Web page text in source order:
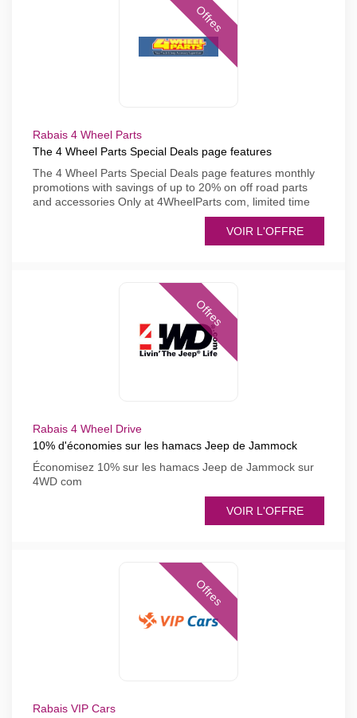
Offres
Rabais 4 Wheel Parts
The 4 Wheel Parts Special Deals page features
The 4 Wheel Parts Special Deals page features monthly
promotions with savings of up to 20% on off road parts
and accessories Only at 4WheelParts com, limited time
VOIR L'OFFRE
Offres
Rabais 4 Wheel Drive
10% d'économies sur les hamacs Jeep de Jammock
Économisez 10% sur les hamacs Jeep de Jammock sur
4WD com
VOIR L'OFFRE
Offres
Rabais VIP Cars